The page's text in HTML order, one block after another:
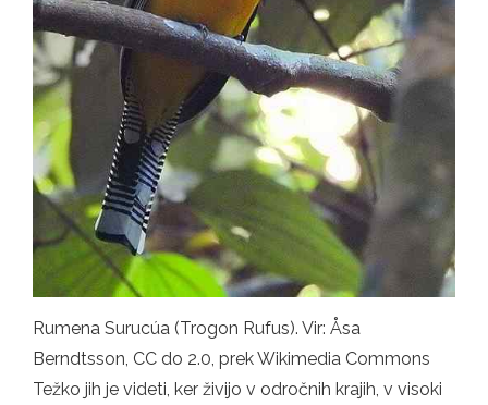
Rumena Surucúa (Trogon Rufus). Vir: Åsa
Berndtsson, CC do 2.0, prek Wikimedia Commons
Težko jih je videti, ker živijo v odročnih krajih, v visoki